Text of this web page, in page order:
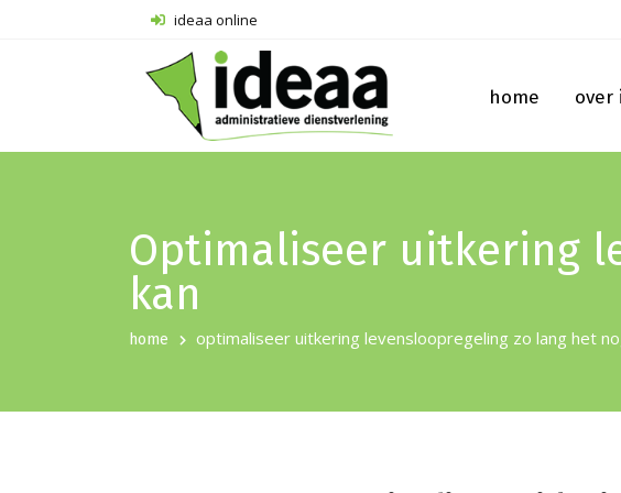
ideaa online
home over
Optimaliseer uitkering
kan
home optimaliseer uitkering levensloopregeling zo lang het